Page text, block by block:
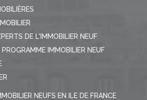
DE L'IMMOBILIER NEUF
PROGRAMME IMMOBILIER NEUF
NEUFS EN ILE DE FRANCE